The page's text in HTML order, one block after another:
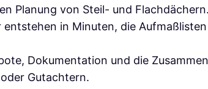
Planung von Steil- und Flachdächern.
entstehen in Minuten, die
Dokumentation und die
Gutachtern.